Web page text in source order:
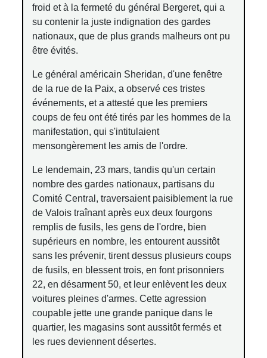
froid et à la fermeté du général Bergeret, qui a
su contenir la juste indignation des gardes
nationaux, que de plus grands malheurs ont pu
être évités.
Le général américain Sheridan, d'une fenêtre
de la rue de la Paix, a observé ces tristes
événements, et a attesté que les premiers
coups de feu ont été tirés par les hommes de la
manifestation, qui s'intitulaient
mensongèrement les amis de l'ordre.
Le lendemain, 23 mars, tandis qu'un certain
nombre des gardes nationaux, partisans du
Comité Central, traversaient paisiblement la rue
de Valois traînant après eux deux fourgons
remplis de fusils, les gens de l'ordre, bien
supérieurs en nombre, les entourent aussitôt
sans les prévenir, tirent dessus plusieurs coups
de fusils, en blessent trois, en font prisonniers
22, en désarment 50, et leur enlèvent les deux
voitures pleines d'armes. Cette agression
coupable jette une grande panique dans le
quartier, les magasins sont aussitôt fermés et
les rues deviennent désertes.